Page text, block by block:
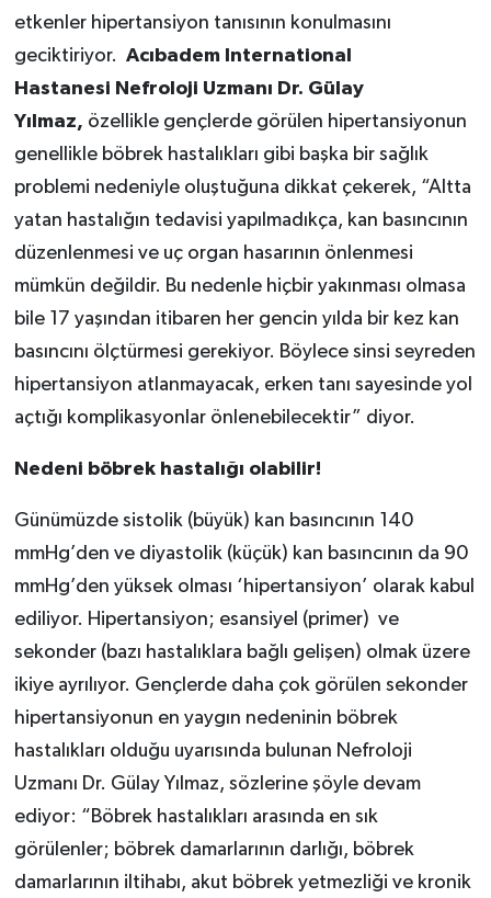
etkenler hipertansiyon tanısının konulmasını
geciktiriyor. Acıbadem International
Hastanesi Nefroloji Uzmanı Dr. Gülay
Yılmaz, özellikle gençlerde görülen hipertansiyonun
genellikle böbrek hastalıkları gibi başka bir sağlık
problemi nedeniyle oluştuğuna dikkat çekerek, “Altta
yatan hastalığın tedavisi yapılmadıkça, kan basıncının
düzenlenmesi ve uç organ hasarının önlenmesi
mümkün değildir. Bu nedenle hiçbir yakınması olmasa
bile 17 yaşından itibaren her gencin yılda bir kez kan
basıncını ölçtürmesi gerekiyor. Böylece sinsi seyreden
hipertansiyon atlanmayacak, erken tanı sayesinde yol
açtığı komplikasyonlar önlenebilecektir” diyor.
Nedeni böbrek hastalığı olabilir!
Günümüzde sistolik (büyük) kan basıncının 140
mmHg’den ve diyastolik (küçük) kan basıncının da 90
mmHg’den yüksek olması ‘hipertansiyon’ olarak kabul
ediliyor. Hipertansiyon; esansiyel (primer) ve
sekonder (bazı hastalıklara bağlı gelişen) olmak üzere
ikiye ayrılıyor. Gençlerde daha çok görülen sekonder
hipertansiyonun en yaygın nedeninin böbrek
hastalıkları olduğu uyarısında bulunan Nefroloji
Uzmanı Dr. Gülay Yılmaz, sözlerine şöyle devam
ediyor: “Böbrek hastalıkları arasında en sık
görülenler; böbrek damarlarının darlığı, böbrek
damarlarının iltihabı, akut böbrek yetmezliği ve kronik